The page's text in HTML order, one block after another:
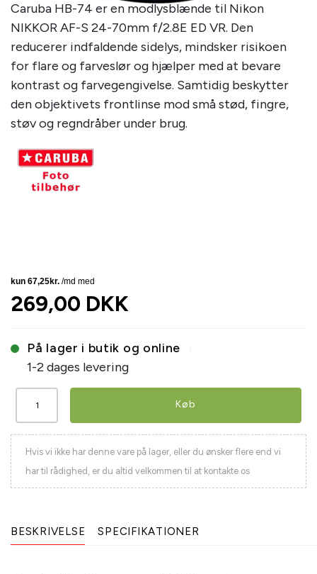
Caruba HB-74 er en modlysblænde til Nikon
NIKKOR AF-S 24-70mm f/2.8E ED VR. Den
reducerer indfaldende sidelys, mindsker risikoen
for flare og farveslør og hjælper med at bevare
kontrast og farvegengivelse. Samtidig beskytter
den objektivets frontlinse mod små stød, fingre,
støv og regndråber under brug.
269,00 DKK
På lager i butik og online
1-2 dages levering
Køb
Hvis vi ikke har denne vare på lager, eller du ønsker flere end vi
har til rådighed, er du altid velkommen til at kontakte os
BESKRIVELSE SPECIFIKATIONER